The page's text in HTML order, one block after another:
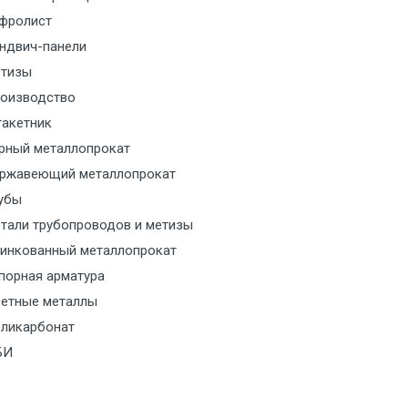
за МКАД
за МКАД
с транспортным
с транспортным
с транспортным
с транспортным
панели
металлопрокат
металлопрокат
трубопроводов и метизы
металлопрокат
арматура
металлы